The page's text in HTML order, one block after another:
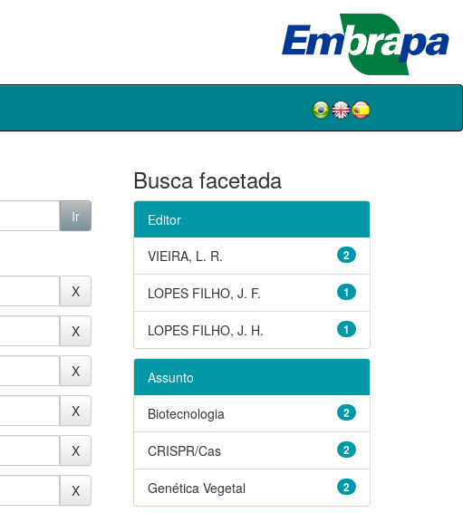
Busca facetada
Editor
2
VIEIRA, L. R.
1
LOPES FILHO, J. F.
1
LOPES FILHO, J. H.
Assunto
2
Biotecnologia
2
CRISPR/Cas
2
Genética Vegetal